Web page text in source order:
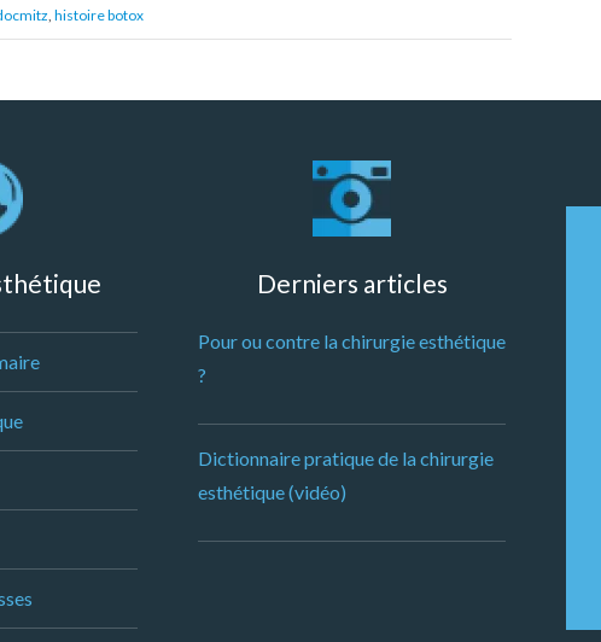
histoire botox
Derniers articles
Pour ou contre la chirurgie esthétique
?
Dictionnaire pratique de la chirurgie
esthétique (vidéo)